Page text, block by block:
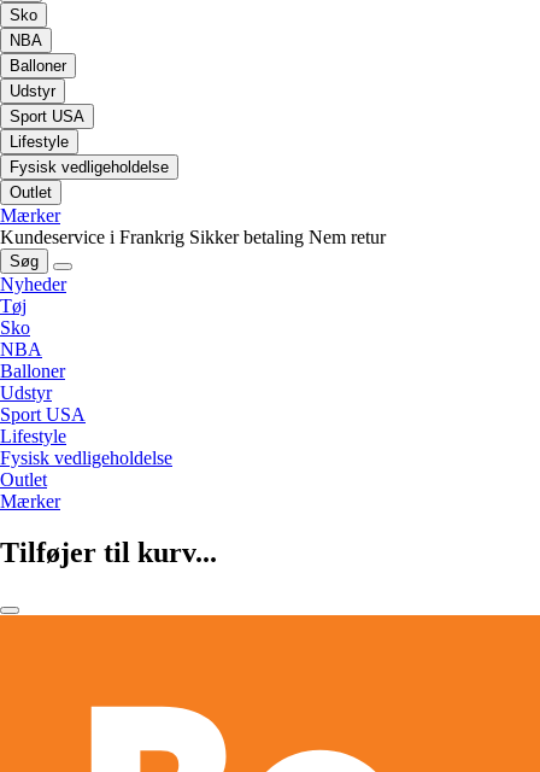
Sko
NBA
Balloner
Udstyr
Sport USA
Lifestyle
Fysisk vedligeholdelse
Outlet
Mærker
Kundeservice i Frankrig Sikker betaling Nem retur
Søg
Nyheder
Tøj
Sko
NBA
Balloner
Udstyr
Sport USA
Lifestyle
Fysisk vedligeholdelse
Outlet
Mærker
Tilføjer til kurv...